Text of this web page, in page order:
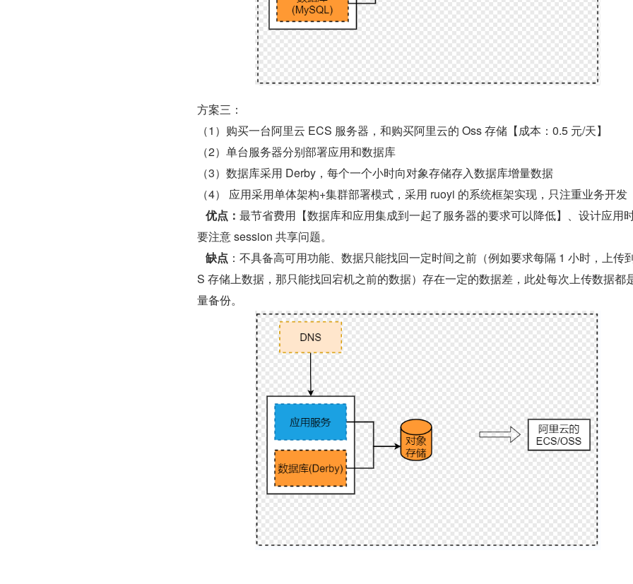
方案三：
（1）购买一台阿里云 ECS 服务器，和购买阿里云的 Oss 存储【成本：0.5 元/天】
（2）单台服务器分别部署应用和数据库
（3）数据库采用 Derby，每个一个小时向对象存储存入数据库增量数据
（4） 应用采用单体架构+集群部署模式，采用 ruoyi 的系统框架实现，只注重业务开发
优点： 最节省费用【数据库和应用集成到一起了服务器的要求可以降低】、设计应用
要注意 session 共享问题。
缺点 ：不具备高可用功能、数据只能找回一定时间之前（例如要求每隔 1 小时，上传
S 存储上数据，那只能找回宕机之前的数据）存在一定的数据差，此处每次上传数据都
量备份。